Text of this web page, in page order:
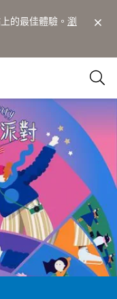
的最佳體驗。 瀏